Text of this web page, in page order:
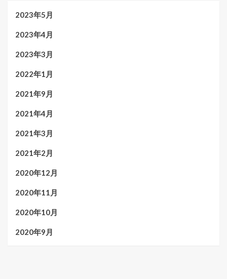
2023年5月
2023年4月
2023年3月
2022年1月
2021年9月
2021年4月
2021年3月
2021年2月
2020年12月
2020年11月
2020年10月
2020年9月